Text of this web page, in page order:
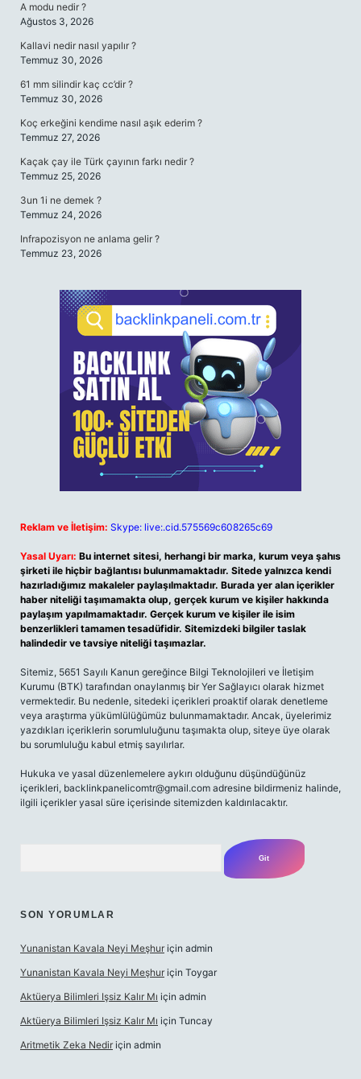
A modu nedir ?
Ağustos 3, 2026
Kallavi nedir nasıl yapılır ?
Temmuz 30, 2026
61 mm silindir kaç cc’dir ?
Temmuz 30, 2026
Koç erkeğini kendime nasıl aşık ederim ?
Temmuz 27, 2026
Kaçak çay ile Türk çayının farkı nedir ?
Temmuz 25, 2026
3un 1i ne demek ?
Temmuz 24, 2026
Infrapozisyon ne anlama gelir ?
Temmuz 23, 2026
Reklam ve İletişim: Skype: live:.cid.575569c608265c69
Yasal Uyarı: Bu internet sitesi, herhangi bir marka, kurum veya şahıs
şirketi ile hiçbir bağlantısı bulunmamaktadır. Sitede yalnızca kendi
hazırladığımız makaleler paylaşılmaktadır. Burada yer alan içerikler
haber niteliği taşımamakta olup, gerçek kurum ve kişiler hakkında
paylaşım yapılmamaktadır. Gerçek kurum ve kişiler ile isim
benzerlikleri tamamen tesadüfidir. Sitemizdeki bilgiler taslak
halindedir ve tavsiye niteliği taşımazlar.
Sitemiz, 5651 Sayılı Kanun gereğince Bilgi Teknolojileri ve İletişim
Kurumu (BTK) tarafından onaylanmış bir Yer Sağlayıcı olarak hizmet
vermektedir. Bu nedenle, sitedeki içerikleri proaktif olarak denetleme
veya araştırma yükümlülüğümüz bulunmamaktadır. Ancak, üyelerimiz
yazdıkları içeriklerin sorumluluğunu taşımakta olup, siteye üye olarak
bu sorumluluğu kabul etmiş sayılırlar.
Hukuka ve yasal düzenlemelere aykırı olduğunu düşündüğünüz
içerikleri, backlinkpanelicomtr@gmail.com adresine bildirmeniz halinde,
ilgili içerikler yasal süre içerisinde sitemizden kaldırılacaktır.
SON YORUMLAR
Yunanistan Kavala Neyi Meşhur için admin
Yunanistan Kavala Neyi Meşhur için Toygar
Aktüerya Bilimleri Işsiz Kalır Mı için admin
Aktüerya Bilimleri Işsiz Kalır Mı için Tuncay
Aritmetik Zeka Nedir için admin